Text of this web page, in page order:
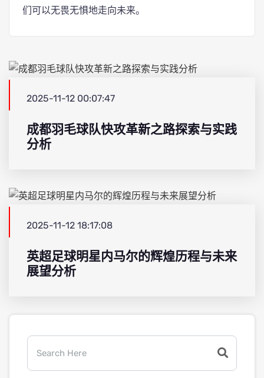
们可以无畏无惧地走向未来。
2025-11-12 00:07:47
成都羽毛球队快攻革新之路探索与实践
分析
2025-11-12 18:17:08
英超足球明星内马尔的辉煌历程与未来
展望分析